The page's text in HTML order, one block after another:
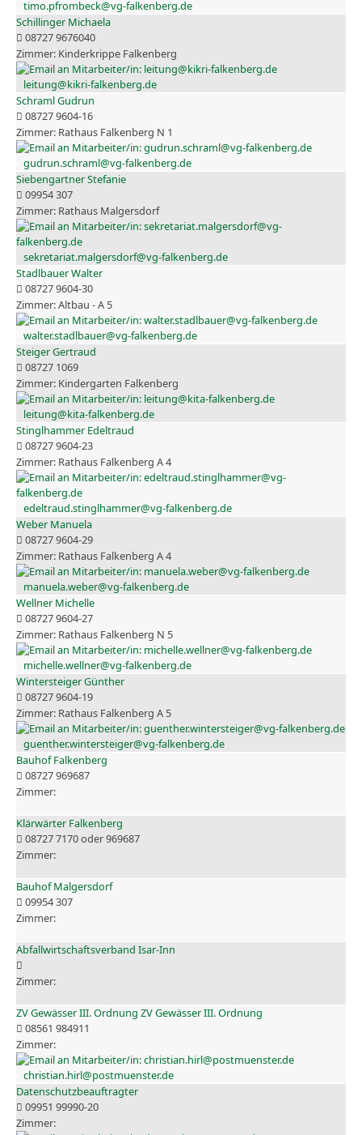
timo.pfrombeck@vg-falkenberg.de
Schillinger Michaela
08727 9676040
Kinderkrippe Falkenberg
leitung@kikri-falkenberg.de
Schraml Gudrun
08727 9604-16
Rathaus Falkenberg N 1
gudrun.schraml@vg-falkenberg.de
Siebengartner Stefanie
09954 307
Rathaus Malgersdorf
sekretariat.malgersdorf@vg-falkenberg.de
Stadlbauer Walter
08727 9604-30
Altbau - A 5
walter.stadlbauer@vg-falkenberg.de
Steiger Gertraud
08727 1069
Kindergarten Falkenberg
leitung@kita-falkenberg.de
Stinglhammer Edeltraud
08727 9604-23
Rathaus Falkenberg A 4
edeltraud.stinglhammer@vg-falkenberg.de
Weber Manuela
08727 9604-29
Rathaus Falkenberg A 4
manuela.weber@vg-falkenberg.de
Wellner Michelle
08727 9604-27
Rathaus Falkenberg N 5
michelle.wellner@vg-falkenberg.de
Wintersteiger Günther
08727 9604-19
Rathaus Falkenberg A 5
guenther.wintersteiger@vg-falkenberg.de
Bauhof Falkenberg
08727 969687
Klärwärter Falkenberg
08727 7170 oder 969687
Bauhof Malgersdorf
09954 307
Abfallwirtschaftsverband Isar-Inn
ZV Gewässer III. Ordnung ZV Gewässer III. Ordnung
08561 984911
christian.hirl@postmuenster.de
Datenschutzbeauftragter
09951 99990-20